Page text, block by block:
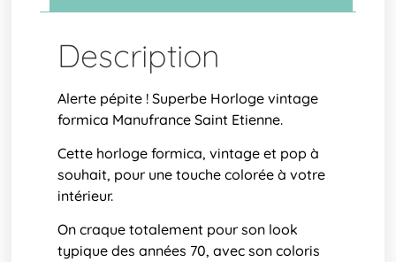
Description
Alerte pépite ! Superbe Horloge vintage
formica Manufrance Saint Etienne.
Cette horloge formica, vintage et pop à
souhait, pour une touche colorée à votre
intérieur.
On craque totalement pour son look
typique des années 70, avec son coloris